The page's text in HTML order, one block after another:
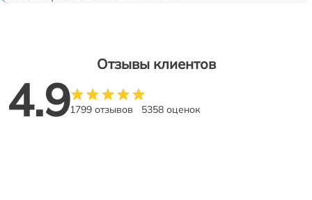
Отзывы клиентов
4.91799 отзывов 5358 оценок